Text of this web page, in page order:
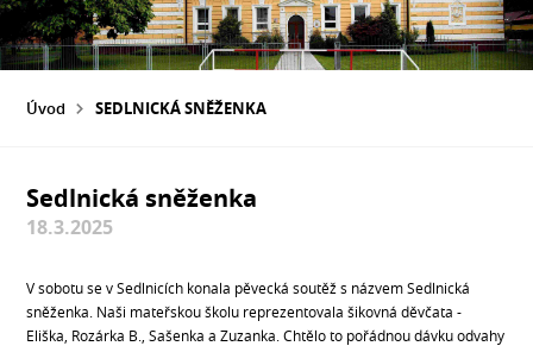
Úvod SEDLNICKÁ SNĚŽENKA
Sedlnická sněženka
18.3.2025
V sobotu se v Sedlnicích konala pěvecká soutěž s názvem Sedlnická
sněženka. Naši mateřskou školu reprezentovala šikovná děvčata -
Eliška, Rozárka B., Sašenka a Zuzanka. Chtělo to pořádnou dávku odvahy